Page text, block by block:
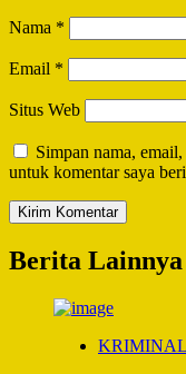
Nama *
Email *
Situs Web
Simpan nama,
untuk komentar saya
Berita Lainnya